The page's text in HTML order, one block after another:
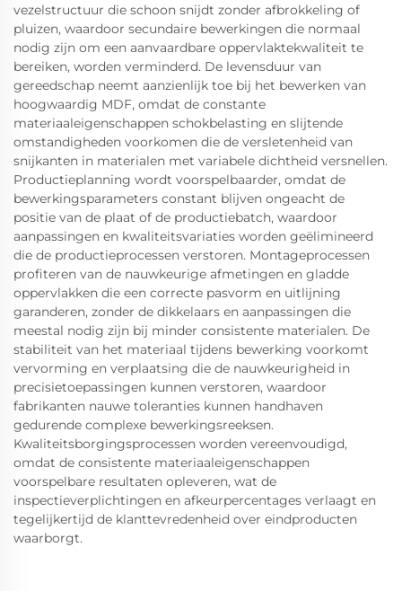
vezelstructuur die schoon snijdt zonder afbrokkeling of
pluizen, waardoor secundaire bewerkingen die normaal
nodig zijn om een aanvaardbare oppervlaktekwaliteit te
bereiken, worden verminderd. De levensduur van
gereedschap neemt aanzienlijk toe bij het bewerken van
hoogwaardig MDF, omdat de constante
materiaaleigenschappen schokbelasting en slijtende
omstandigheden voorkomen die de versletenheid van
snijkanten in materialen met variabele dichtheid versnellen.
Productieplanning wordt voorspelbaarder, omdat de
bewerkingsparameters constant blijven ongeacht de
positie van de plaat of de productiebatch, waardoor
aanpassingen en kwaliteitsvariaties worden geëlimineerd
die de productieprocessen verstoren. Montageprocessen
profiteren van de nauwkeurige afmetingen en gladde
oppervlakken die een correcte pasvorm en uitlijning
garanderen, zonder de dikkelaars en aanpassingen die
meestal nodig zijn bij minder consistente materialen. De
stabiliteit van het materiaal tijdens bewerking voorkomt
vervorming en verplaatsing die de nauwkeurigheid in
precisietoepassingen kunnen verstoren, waardoor
fabrikanten nauwe toleranties kunnen handhaven
gedurende complexe bewerkingsreeksen.
Kwaliteitsborgingsprocessen worden vereenvoudigd,
omdat de consistente materiaaleigenschappen
voorspelbare resultaten opleveren, wat de
inspectieverplichtingen en afkeurpercentages verlaagt en
tegelijkertijd de klanttevredenheid over eindproducten
waarborgt.